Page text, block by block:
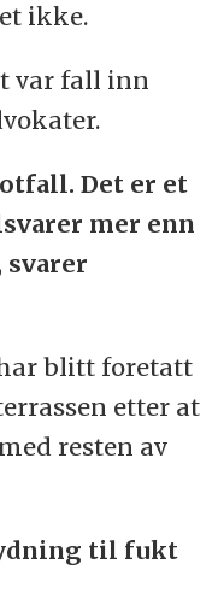
ikke.
var fall inn
Det er et
mer enn
svarer
blitt foretatt
etter at
resten av
til fukt